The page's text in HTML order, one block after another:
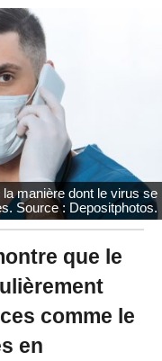
manière dont le virus se
Source : Depositphotos.
que le
comme le
en